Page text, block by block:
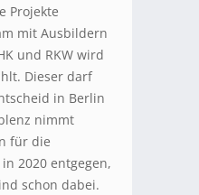
Projekte
mit Ausbildern
und RKW wird
Dieser darf
in Berlin
nimmt
für die
in 2020 entgegen,
schon dabei.